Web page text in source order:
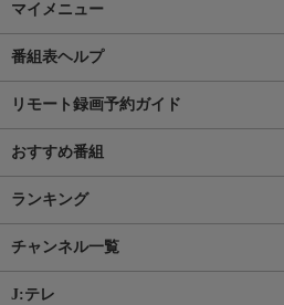
マイメニュー
番組表ヘルプ
リモート録画予約ガイド
おすすめ番組
ランキング
チャンネル一覧
J:テレ